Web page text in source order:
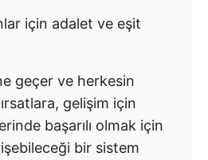
için adalet ve eşit
geçer ve herkesin
gelişim için
başarılı olmak için
bir sistem